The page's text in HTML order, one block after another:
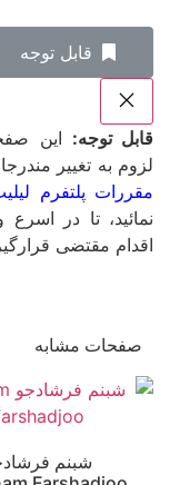
‌قابل توجه
قابل توجه: این
لزوم به تغییر
مقررات پلتفرم
نمائید، تا در
اقدام مقتضی
صفحات مشابه
شبنم